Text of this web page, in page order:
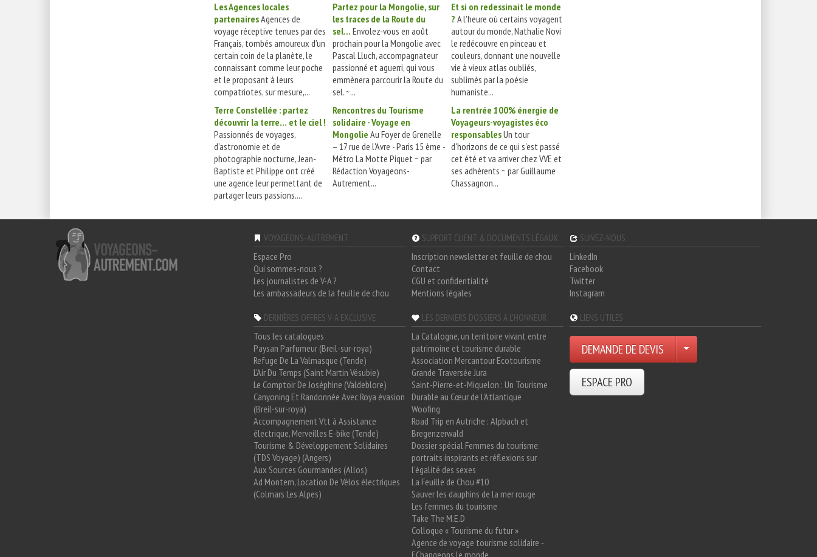
Les Agences locales
partenairesAgences de
voyage réceptive tenues par des
Français, tombés amoureux d’un
certain coin de la planète, le
connaissant comme leur poche
et le proposant à leurs
compatriotes, sur mesure,...
Partez pour la Mongolie, sur
les traces de la Route du
sel... Envolez-vous en août
prochain pour la Mongolie avec
Pascal Lluch, accompagnateur
passionné et aguerri, qui vous
emmènera parcourir la Route du
sel. ~...
Et si on redessinait le monde
? A l'heure où certains voyagent
autour du monde, Nathalie Novi
le redécouvre en pinceau et
couleurs, donnant une nouvelle
vie à vieux atlas oubliés,
sublimés par la poésie
humaniste...
Terre Constellée : partez
découvrir la terre… et le ciel !
Passionnés de voyages,
d’astronomie et de
photographie nocturne, Jean-
Baptiste et Philippe ont créé
une agence leur permettant de
partager leurs passions....
Rencontres du Tourisme
solidaire - Voyage en
Mongolie Au Foyer de Grenelle
– 17 rue de l'Avre - Paris 15 ème -
Métro La Motte Piquet ~ par
Rédaction Voyageons-
Autrement...
La rentrée 100% énergie de
Voyageurs-voyagistes éco
responsablesUn tour
d'horizons de ce qui s'est passé
cet été et va arriver chez VVE et
ses adhérents ~ par Guillaume
Chassagnon...
VOYAGEONS-AUTREMENT
Espace Pro
Qui sommes-nous ?
Les journalistes de V-A ?
Les ambassadeurs de la feuille de chou
SUPPORT CLIENT & DOCUMENTS LÉGAUX
Inscription newsletter et feuille de chou
Contact
CGU et confidentialité
Mentions légales
SUIVEZ-NOUS
LinkedIn
Facebook
Twitter
Instagram
DERNIÈRES OFFRES V-A EXCLUSIVE
Tous les catalogues
Paysan Parfumeur (Breil-sur-roya)
Refuge De La Valmasque (Tende)
L'Air Du Temps (Saint Martin Vésubie)
Le Comptoir De Joséphine (Valdeblore)
Canyoning Et Randonnée Avec Roya évasion
(Breil-sur-roya)
Accompagnement Vtt à Assistance
électrique, Merveilles E-bike (Tende)
Tourisme & Développement Solidaires
(TDS Voyage) (Angers)
Aux Sources Gourmandes (Allos)
Ad Montem, Location De Vélos électriques
(Colmars Les Alpes)
LES DERNIERS DOSSIERS A L'HONNEUR
La Catalogne, un territoire vivant entre
patrimoine et tourisme durable
Association Mercantour Ecotourisme
Grande Traversée Jura
Saint-Pierre-et-Miquelon : Un Tourisme
Durable au Cœur de l'Atlantique
Woofing
Road Trip en Autriche : Alpbach et
Bregenzerwald
Dossier spécial Femmes du tourisme:
portraits inspirants et réflexions sur
l'égalité des sexes
La Feuille de Chou #10
Sauver les dauphins de la mer rouge
Les femmes du tourisme
Take The M.E.D
Colloque « Tourisme du futur »
Agence de voyage tourisme solidaire -
LIENS UTILES
DEMANDE DE DEVIS
ESPACE PRO